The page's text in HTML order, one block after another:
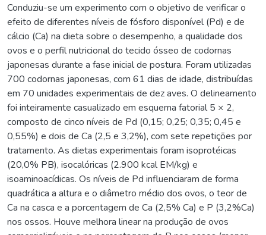
Conduziu-se um experimento com o objetivo de verificar o
efeito de diferentes níveis de fósforo disponível (Pd) e de
cálcio (Ca) na dieta sobre o desempenho, a qualidade dos
ovos e o perfil nutricional do tecido ósseo de codornas
japonesas durante a fase inicial de postura. Foram utilizadas
700 codornas japonesas, com 61 dias de idade, distribuídas
em 70 unidades experimentais de dez aves. O delineamento
foi inteiramente casualizado em esquema fatorial 5 × 2,
composto de cinco níveis de Pd (0,15; 0,25; 0,35; 0,45 e
0,55%) e dois de Ca (2,5 e 3,2%), com sete repetições por
tratamento. As dietas experimentais foram isoprotéicas
(20,0% PB), isocalóricas (2.900 kcal EM/kg) e
isoaminoacídicas. Os níveis de Pd influenciaram de forma
quadrática a altura e o diâmetro médio dos ovos, o teor de
Ca na casca e a porcentagem de Ca (2,5% Ca) e P (3,2%Ca)
nos ossos. Houve melhora linear na produção de ovos